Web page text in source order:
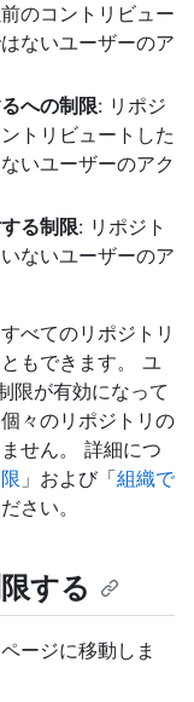
のコントリビュー
ないユーザーのア
への制限: リポジ
トリビュートした
いユーザーのアク
る制限: リポジト
ないユーザーのア
べてのリポジトリ
もできます。 ユ
限が有効になって
々のリポジトリの
せん。 詳細につ
」および「組織で
さい。
する
ージに移動しま